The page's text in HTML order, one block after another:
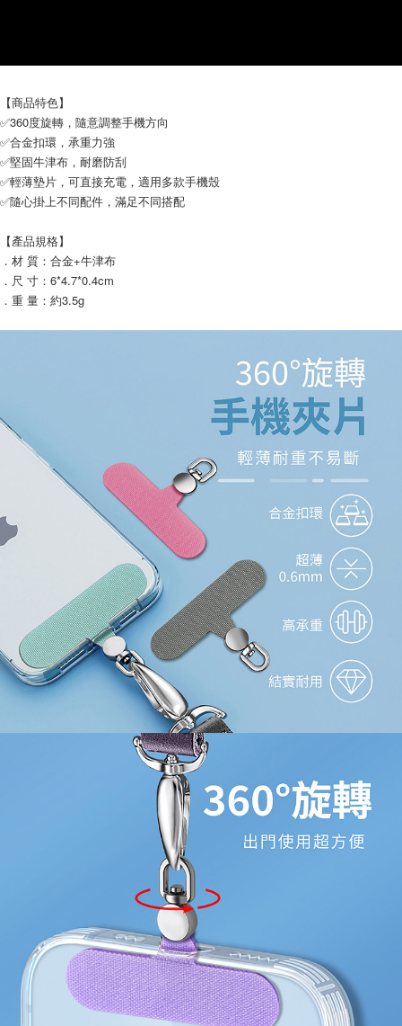
【商品特色】
✅360度旋轉，隨意調整手機方向
✅合金扣環，承重力強
✅堅固牛津布，耐磨防刮
✅輕薄墊片，可直接充電，適用多款手機殼
✅隨心掛上不同配件，滿足不同搭配
【產品規格】
．材 質：合金+牛津布
．尺 寸：6*4.7*0.4cm
．重 量：約3.5g